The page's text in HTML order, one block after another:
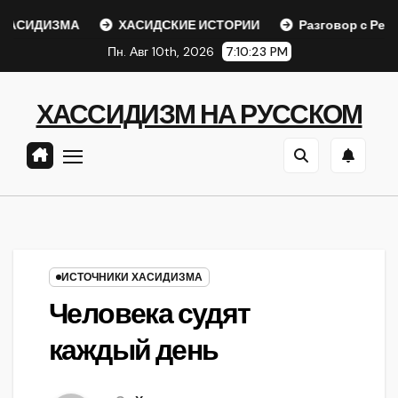
ХАСИДСКИЕ ИСТОРИИ
Разговор с Ребе
Пн. Авг 10th, 2026
7:10:24 PM
ХАССИДИЗМ НА РУССКОМ
ИСТОЧНИКИ ХАСИДИЗМА
Человека судят
каждый день